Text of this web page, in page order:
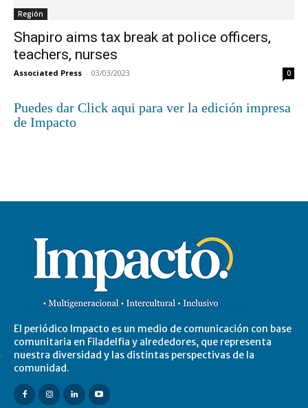
Región
Shapiro aims tax break at police officers,
teachers, nurses
Associated Press - 03/03/2023 0
Puedes dar Click aqui para ver la edición impresa
de Impacto
El periódico Impacto es un medio de comunicación con base
comunitaria en Filadelfia y alrededores, que representa
nuestra diversidad y las distintas perspectivas de la
comunidad.